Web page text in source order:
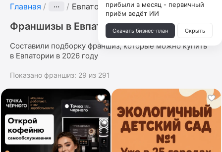
Главная ··· Евпатория
Франшизы в Евпатории
Составили подборку франшиз, которые можно купить
в Евпатории в 2026 году
Показано франшиз: 29 из 291
прибыли в месяц - первичный
приём ведёт ИИ
Скачать бизнес-план Скрыть